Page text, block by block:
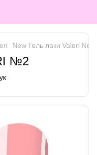
New Гель лаки Valeri
№2